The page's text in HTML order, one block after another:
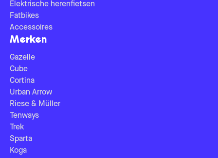
Elektrische herenfietsen
Fatbikes
Accessoires
Merken
Gazelle
Cube
Cortina
Urban Arrow
Riese & Müller
Tenways
Trek
Sparta
Koga